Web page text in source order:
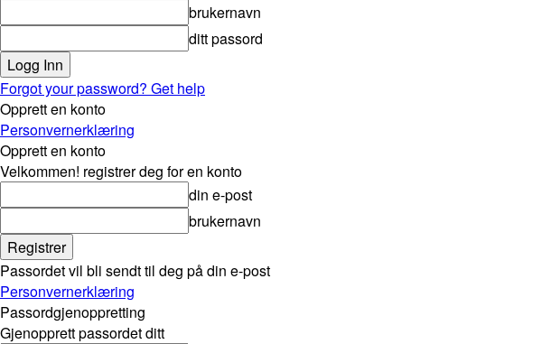
brukernavn
ditt passord
Forgot your password? Get help
Opprett en konto
Personvernerklæring
Opprett en konto
Velkommen! registrer deg for en konto
din e-post
brukernavn
Passordet vil bli sendt til deg på din e-post
Personvernerklæring
Passordgjenoppretting
Gjenopprett passordet ditt